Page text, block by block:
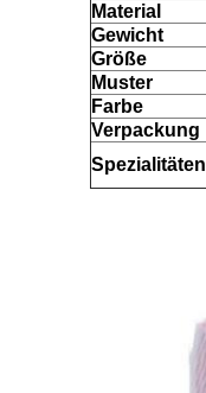
Material
Gewicht
Größe
Muster
Farbe
Verpackung
Spezialitäten